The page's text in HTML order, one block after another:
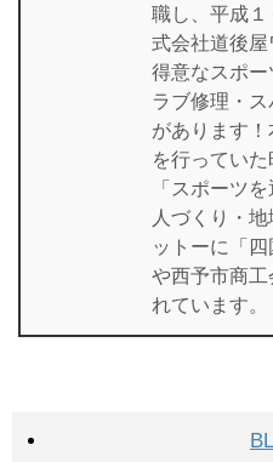
職し、平成
式会社道後屋
得意なスポ
ラブ修理・
があります
を行っていた
「スポーツ
人づくり・
ットーに「
や西予市商工
れています。